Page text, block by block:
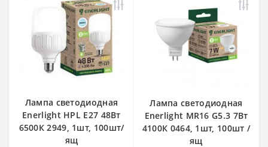
Лампа светодиодная
Enerlight HPL Е27 48Вт
6500К 2949, 1шт, 100шт/
ящ
Лампа светодиодная
Enerlight MR16 G5.3 7Вт
4100К 0464, 1шт, 100шт /
ящ